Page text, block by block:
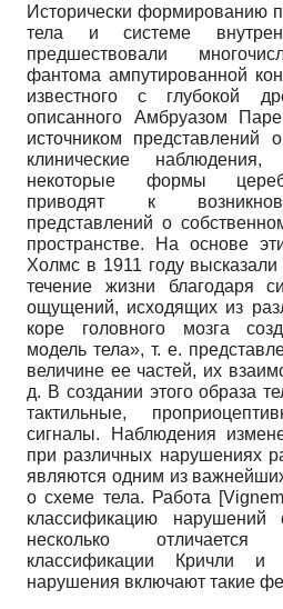
Исторически формированию
тела и системе
предшествовали
фантома ампутированной
известного с глубокой
описанного Амбруазом
источником представлений
клинические
некоторые формы
приводят к
представлений о
пространстве. На основе
Холмс в 1911 году
течение жизни благодаря
ощущений, исходящих из
коре головного мозга
модель тела», т. е.
величине ее частей, их
д. В создании этого образа
тактильные,
сигналы. Наблюдения
при различных нарушениях
являются одним из
о схеме тела. Работа [
классификацию нарушений
несколько
классификации Кричли
нарушения включают такие